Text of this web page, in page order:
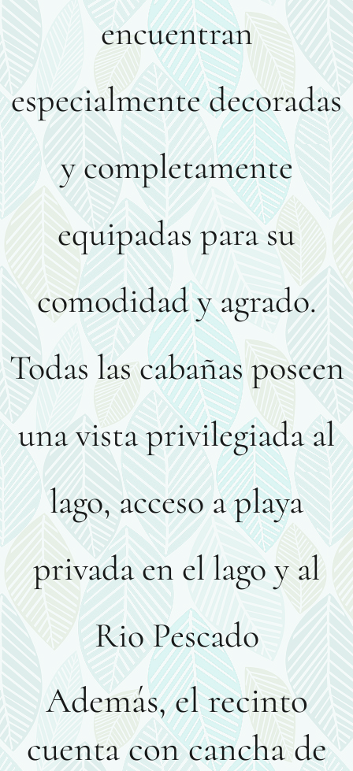
encuentran
especialmente decoradas
y completamente
equipadas para su
comodidad y agrado.
Todas las cabañas poseen
una vista privilegiada al
lago, acceso a playa
privada en el lago y al
Rio Pescado
Además, el recinto
cuenta con cancha de